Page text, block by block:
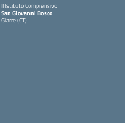
II Istituto Comprensivo
San Giovanni Bosco
Giarre (CT)